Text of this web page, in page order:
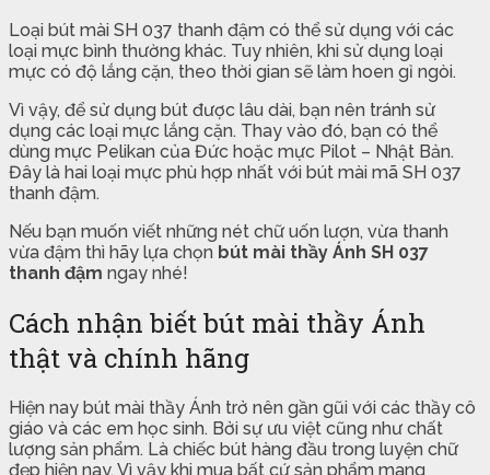
Loại bút mài SH 037 thanh đậm có thể sử dụng với các
loại mực bình thường khác. Tuy nhiên, khi sử dụng loại
mực có độ lắng cặn, theo thời gian sẽ làm hoen gỉ ngòi.
Vì vậy, để sử dụng bút được lâu dài, bạn nên tránh sử
dụng các loại mực lắng cặn. Thay vào đó, bạn có thể
dùng mực Pelikan của Đức hoặc mực Pilot – Nhật Bản.
Đây là hai loại mực phù hợp nhất với bút mài mã SH 037
thanh đậm.
Nếu bạn muốn viết những nét chữ uốn lượn, vừa thanh
vừa đậm thì hãy lựa chọn bút mài thầy Ánh SH 037
thanh đậm ngay nhé!
Cách nhận biết bút mài thầy Ánh
thật và chính hãng
Hiện nay bút mài thầy Ánh trở nên gần gũi với các thầy cô
giáo và các em học sinh. Bởi sự ưu việt cũng như chất
lượng sản phẩm. Là chiếc bút hàng đầu trong luyện chữ
đẹp hiện nay. Vì vậy khi mua bất cứ sản phẩm mang